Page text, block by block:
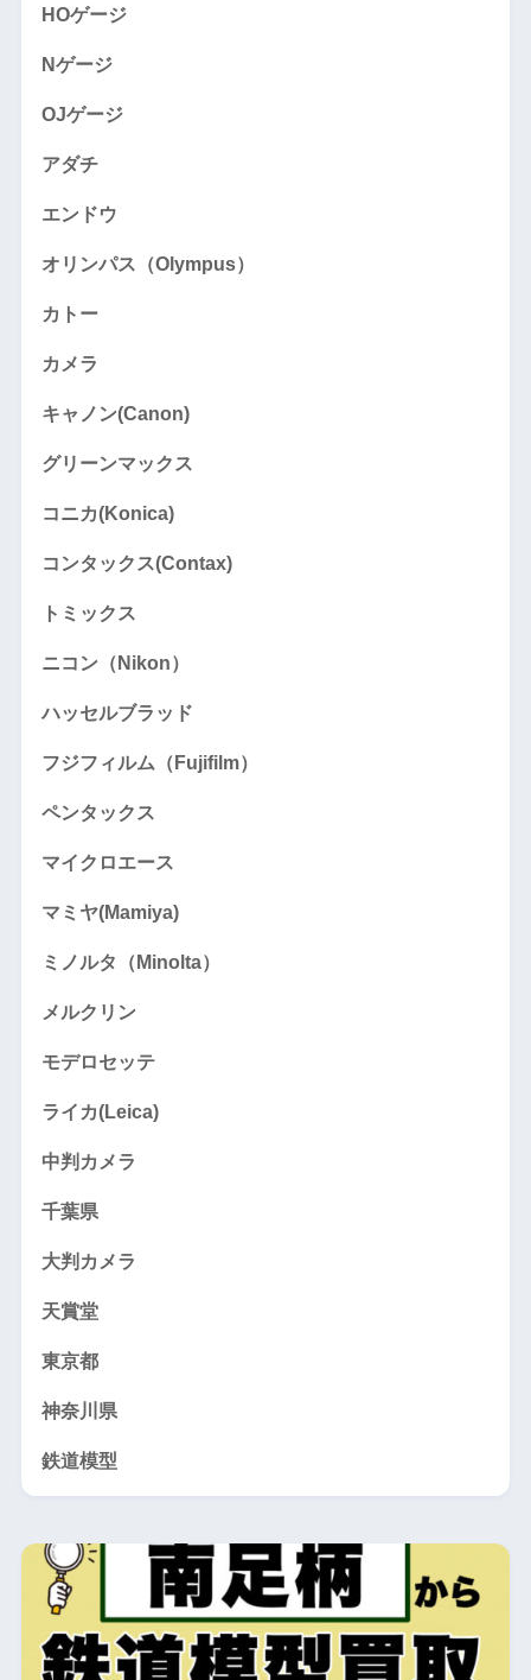
HOゲージ
Nゲージ
OJゲージ
アダチ
エンドウ
オリンパス（Olympus）
カトー
カメラ
キャノン(Canon)
グリーンマックス
コニカ(Konica)
コンタックス(Contax)
トミックス
ニコン（Nikon）
ハッセルブラッド
フジフィルム（Fujifilm）
ペンタックス
マイクロエース
マミヤ(Mamiya)
ミノルタ（Minolta）
メルクリン
モデロセッテ
ライカ(Leica)
中判カメラ
千葉県
大判カメラ
天賞堂
東京都
神奈川県
鉄道模型